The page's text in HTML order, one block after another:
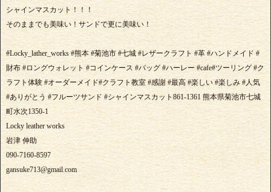
シャインマスカット！！！
そのままでも美味い！サンドで更に美味い！
#Locky_lather_works #熊本 #菊池市 #七城 #レザークラフト #革 #ハンドメイド #
財布 #ロングウォレット #コインケース #バッグ #ハーレー #cafe#ツーリング #ク
ラフト体験 #オーダーメイド#クラフト教室 #感謝 #最高 #楽しい #楽しみ #人気
#ありがとう #フルーツサンド #シャインマスカット861-1361 熊本県菊池市七城
町水次1350-1
Locky leather works
岩津 伸助
090-7160-8597
gansuke713@gmail.com